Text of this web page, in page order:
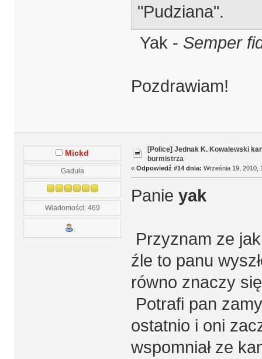
"Pudziana".
Yak - Semper
Pozdrawiam!
Mickd
Gaduła
Wiadomości: 469
[Police] Jednak K. Kowalewski
burmistrza
« Odpowiedź #14 dnia: Września 19, 2010,
Panie yak
Przyznam ze
źle to panu
równo znaczy
Potrafi pan
ostatnio i oni
wspomniał ze